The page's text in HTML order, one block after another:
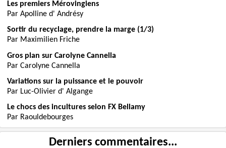
Les premiers Mérovingiens
Par Apolline d' Andrésy
Sortir du recyclage, prendre la marge (1/3)
Par Maximilien Friche
Gros plan sur Carolyne Cannella
Par Carolyne Cannella
Variations sur la puissance et le pouvoir
Par Luc-Olivier d' Algange
Le chocs des incultures selon FX Bellamy
Par Raouldebourges
Derniers commentaires...